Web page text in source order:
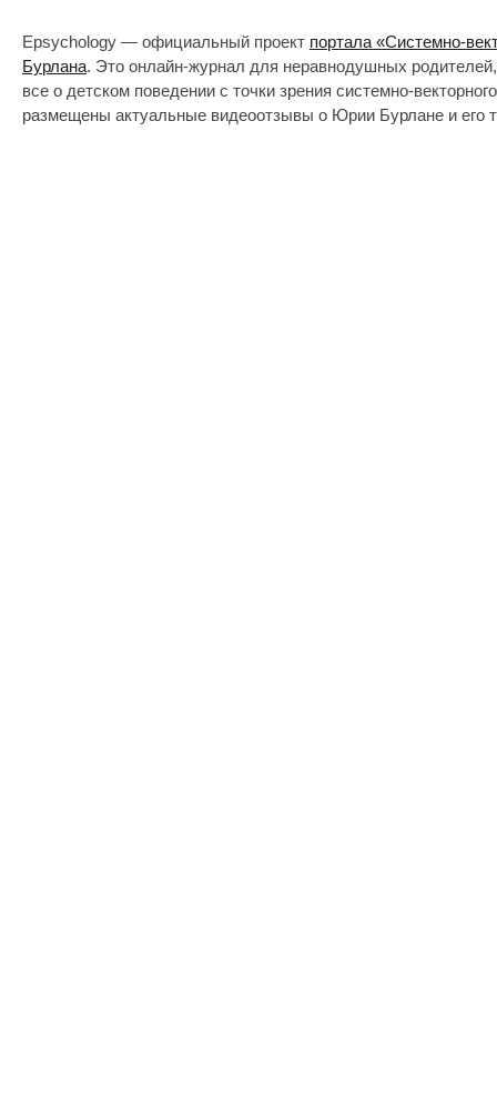
Epsychology — официальный проект портала «Системно-
Бурлана. Это онлайн-журнал для неравнодушных
все о детском поведении с точки зрения системно-
размещены актуальные видеоотзывы о Юрии Бурлане и его